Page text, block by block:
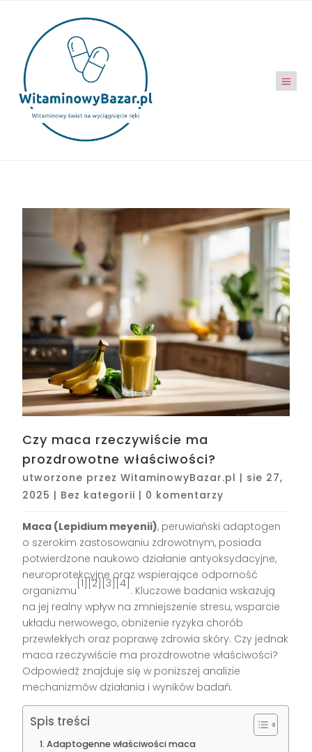
Czy maca rzeczywiście ma
prozdrowotne właściwości?
utworzone przezWitaminowyBazar.pl | sie 27,
2025 | Bez kategorii | 0 komentarzy
Maca (Lepidium meyenii), peruwiański adaptogen
o szerokim zastosowaniu zdrowotnym, posiada
potwierdzone naukowo działanie antyoksydacyjne,
neuroprotekcyjne oraz wspierające odporność
organizmu
[1][2][3][4]
. Kluczowe badania wskazują
na jej realny wpływ na zmniejszenie stresu, wsparcie
układu nerwowego, obniżenie ryzyka chorób
przewlekłych oraz poprawę zdrowia skóry. Czy jednak
maca rzeczywiście ma prozdrowotne właściwości?
Odpowiedź znajduje się w poniższej analizie
mechanizmów działania i wyników badań.
Spis treści
Adaptogenne właściwości maca